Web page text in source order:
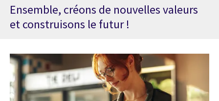
Ensemble, créons de nouvelles valeurs
et construisons le futur !